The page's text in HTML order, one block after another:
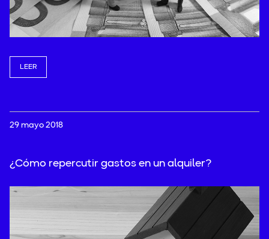
LEER
29 mayo 2018
¿Cómo repercutir gastos en un alquiler?